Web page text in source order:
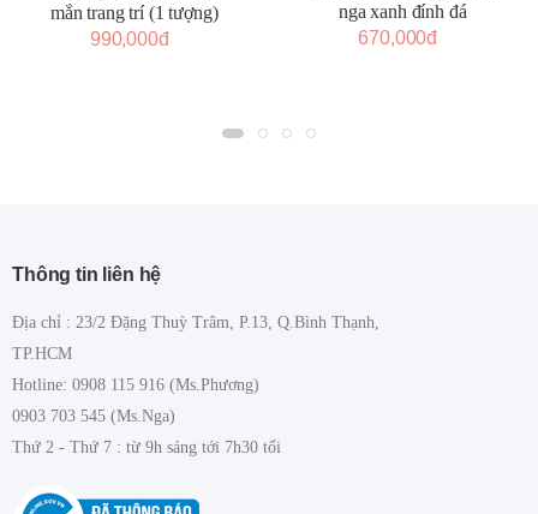
mắn trang trí (1 tượng)
990,000đ
nga xanh đính đá
670,000đ
Thông tin liên hệ
Địa chỉ : 23/2 Đặng Thuỳ Trâm, P.13, Q.Bình Thạnh,
TP.HCM
Hotline: 0908 115 916 (Ms.Phương)
0903 703 545 (Ms.Nga)
Thứ 2 - Thứ 7 : từ 9h sáng tới 7h30 tối